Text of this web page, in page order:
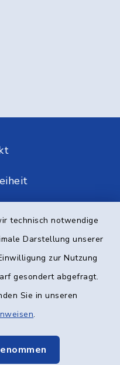
technisch notwendige
Darstellung unserer
zur Nutzung
gesondert abgefragt.
Sie in unseren
.